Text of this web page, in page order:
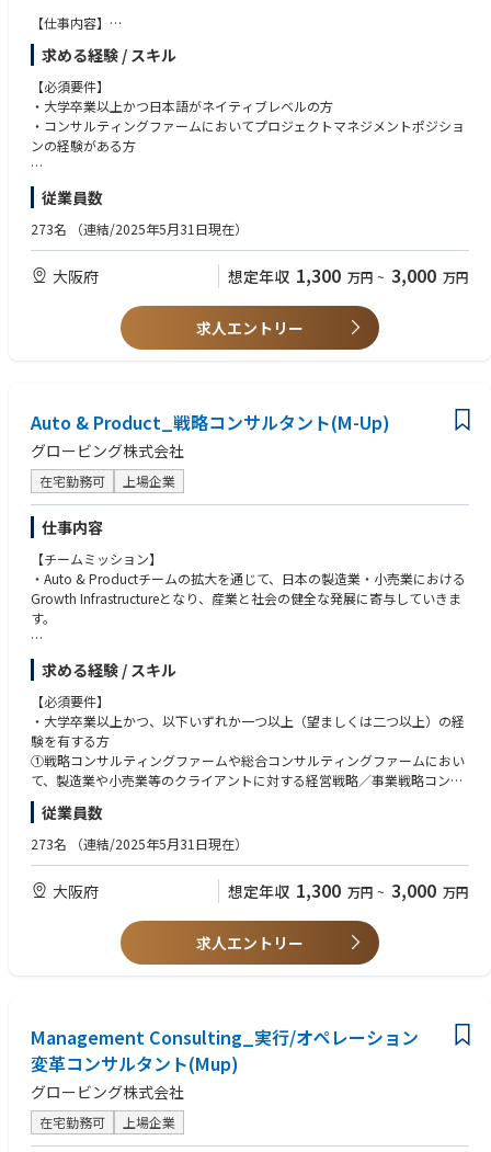
【仕事内容】
・AI&データ駆動型経営基盤の確立を主戦場にした、クライアントに対す
る以下の貢献
経営管理/KPI：KPIを用いた経営課題の可視化。経営/事業戦略のKPIへの
落とし込み
データ分析：データ分析ケイパビリティの獲得。管理会計、予実管理の
刷新。データ利活用の業務化。
データ分析基盤：構造化データ/非構造化データの統合、外部データの
・JI（Joint Initiatve）としてのクライアントとの共同事業
・PI（Principal Investment）の投資先企業のCXO等派遣
・CFOアジェンダにおけるInsightの発信
・動的平衡マネジメントの開発（オファリング化~PJでの実践~将来の海外
輸出）
Globe-ingでは、それぞれの職位において”ランクを超えた自発的な動
き”が積極的に評価されるが、基本的には、D/SMupは複数案件同時並行で
【Director／Senior Manager】
・セリング：Pupと連携し、新たなオファリングの開発、新規クライアン
トの開拓、既存クライアント内での継続・拡大や横展開の提案を行う
・デリバリ：多くの場合、複数のクライアントやPJを同時に持ち、
・チーミング：Partnerに向けて、自身のチーム組成（クライアントとメン
バー）を行う
・その他：リーダシップロールとして、Globe-ingの経営における一定の
役割を担う（入社時～入社後要相談）
【Manager】
･基本的に一つのPJに100%アサインとなり、D/SMupやPJチームメンバー
と連携しながら、現場でのクライアントのカウンターパートとしてPJの推
進や主要成果物の作成を担う
・状況に応じ、提案活動に参加する
コンサルティング案件のご紹介（一例）
・大手素材会社における経営KPI定義と見える化に向けた基幹系刷新
・大手製薬会社におけるデータ駆動型経営に向けた戦略策定/実行支援
・大手美容機器会社における経営KPI定義、経営基盤・基幹系刷新・構築
・自動車部品製造会社におけるデータ駆動型経営の戦略・構想策定及び実
・大手専門商社における利益構造の見える化と経営KPI再設計に向けた基
幹系刷新
・大手自動車部品製造会社における経営管理体系・KPI再設計を通じた事
・大手製造コングロマリットにおける事業経営状況の可視化および経営管
求める経験 / スキル
【必須要件】
・大学卒業以上かつ日本語がネイティブレベルの方
・コンサルティングファームにおいてプロジェクトマネジメントポジショ
ンの経験がある方
※下記いずれかに該当する方
・大手外資ファーム（MBB、アクセンチュア、Big4など）において、経営
管理・FP&A領域の戦略コンサルティングに従事されてこられた皆様
た皆様
・経営管理・FP＆A領域のデータ分析/AI活用のプロジェクトに関わってこ
・公認会計士資格をお持ちの皆様、事業会社の財務経理部門での実務経験
をお持ちの皆様
・会計領域のグローバルプロジェクト経験者
【求める人物像】
・AI＆データ駆動型経営の社会実装に本気でチャレンジしたい方
・FP領域にとどまらず、事業戦略やDXなど連携する領域に関心を持ってい
る方
・一緒にFPチームを立ち上げ、成長していく意欲をお持ちの方
・チームワーカーであり、GLBの他チームとのコラボを楽しみながら取り
組める方
・クライアント愛に溢れ、クライアントのために全力投球する方
・Finance Performanceという新しいファンクション・チームの立上げや
拡大に興味がある方
・自身の変化や成長を楽しめる方（Enjoy working）
・知的好奇心・知的タフネスがあり、自発的・積極的に物事を推進／自己
研鑽できる方（Growth mindset）
・将来の事業家・起業家・経営者を目指したい方（人材輩出）
従業員数
273名 （連結/2025年5月31日現在）
大阪府 想定年収 1,300 万円 ~ 3,000 万円
求人エントリー
Auto & Product_戦略コンサルタント(M-Up)
グロービング株式会社
在宅勤務可 上場企業
仕事内容
【チームミッション】
・Auto & Productチームの拡大を通じて、日本の製造業・小売業における
Growth Infrastructureとなり、産業と社会の健全な発展に寄与していきま
す。
【仕事内容】
・Auto&Product領域におけるCXO伴走者、産業のGrowth Infrastructure
としての経営戦略／事業戦略コンサルティング全般
- 最上流の戦略策定からその具体化、実行・実装までを実現
- アジェンダに応じて他の専門チームやAI事業本部等と連携して共同PJ体
制を組成
・JI（Joint Initiatve）としてのクライアントとの共同事業
・Thought LeadershipとしてのInsightの発信・動的平衡マネジメントの開
発（オファリング化~PJでの実践~将来の海外輸出）
・セリング：Pupと連携し、新たなオファリングの開発、新規クライアン
・デリバリ：多くの場合、複数のクライアントやPJを同時に持ち、
・チーミング：Partnerに向けて、自身のチーム組成（クライアントとメン
【Manager】
･基本的に一つのPJに100%アサインとなり、D/SMupやPJチームメンバー
と連携しながら、現場でのクライアントのカウンターパートとしてPJの推
進や主要成果物の作成を担う
・状況に応じ、提案活動に参加する
求める経験 / スキル
【必須要件】
・大学卒業以上かつ、以下いずれか一つ以上（望ましくは二つ以上）の経
験を有する方
①戦略コンサルティングファームや総合コンサルティングファームにおい
て、製造業や小売業等のクライアントに対する経営戦略／事業戦略コンサ
ルティング、 M&A、DXやAI活用等のプロジェクトのセールスやデリバリー
経験がある方
②製造業や小売業の事業会社において、経営企画、新規事業、M&A、DXや
③IT大手、SIer、AIスタートアップ等で、大規模システム導入やDX、AI／D
ata活用プロジェクト等の経験がある方
・日本の製造業や小売業の将来に関し危機感や使命感を持ち、自分ゴトと
して志高くクライアントの変革に伴走できる方
・日本語ネイティブレベルの方
・普通自動車運転免許（特に、Autoの場合）
【求める人物像】
・Auto&Productという新しいインダストリー・チームの立上げや拡大に
興味がある方
・インダストリーの再定義を行い、新しいインダストリー創出やインダス
従業員数
273名 （連結/2025年5月31日現在）
大阪府 想定年収 1,300 万円 ~ 3,000 万円
求人エントリー
Management Consulting_実行/オペレーション
変革コンサルタント(Mup)
グロービング株式会社
在宅勤務可 上場企業